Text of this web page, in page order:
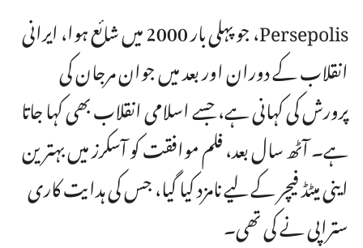
Persepolis، جو پہلی بار 2000 میں شائع ہوا، ایرانی
انقلاب کے دوران اور بعد میں جوان مرجان کی
پرورش کی کہانی ہے، جسے اسلامی انقلاب بھی کہا جاتا
ہے۔ آٹھ سال بعد، فلم موافقت کو آسکرز میں بہترین
اینی میٹڈ فیچر کے لیے نامزد کیا گیا، جس کی ہدایت کاری
ستراپی نے کی تھی۔